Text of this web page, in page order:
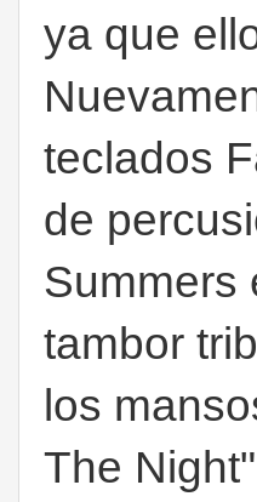
ya que
teclados
de
Summers
tambor
los
The